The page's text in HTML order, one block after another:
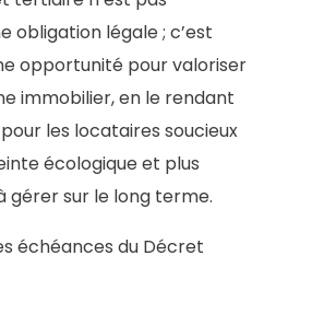
obligation légale ; c’est
opportunité pour valoriser
immobilier, en le rendant
les locataires soucieux
écologique et plus
gérer sur le long terme.
échéances du Décret